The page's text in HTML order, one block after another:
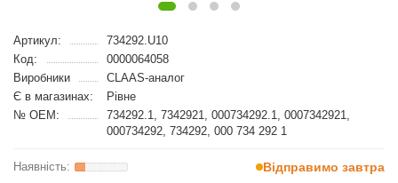
Артикул:
734292.U10
Код:
0000064058
Виробники
CLAAS-аналог
Є в магазинах:
Рівне
№ OEM:
734292.1, 7342921, 000734292.1, 0007342921,
000734292, 734292, 000 734 292 1
Відправимо завтра